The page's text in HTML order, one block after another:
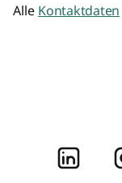
Alle Kontaktdaten